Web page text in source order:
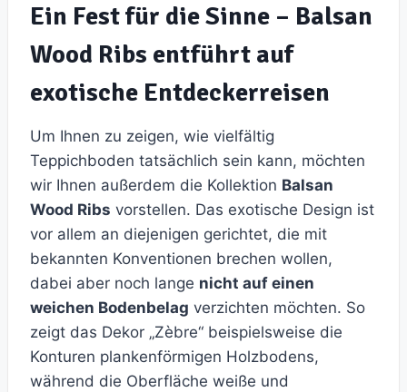
Ein Fest für die Sinne – Balsan
Wood Ribs entführt auf
exotische Entdeckerreisen
Um Ihnen zu zeigen, wie vielfältig
Teppichboden tatsächlich sein kann, möchten
wir Ihnen außerdem die Kollektion Balsan
Wood Ribs vorstellen. Das exotische Design ist
vor allem an diejenigen gerichtet, die mit
bekannten Konventionen brechen wollen,
dabei aber noch lange nicht auf einen
weichen Bodenbelag verzichten möchten. So
zeigt das Dekor „Zèbre“ beispielsweise die
Konturen plankenförmigen Holzbodens,
während die Oberfläche weiße und